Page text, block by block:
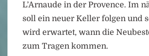
L’Arnaude in der Provence. Im
soll ein neuer Keller folgen und
wird erwartet, wann die
zum Tragen kommen.